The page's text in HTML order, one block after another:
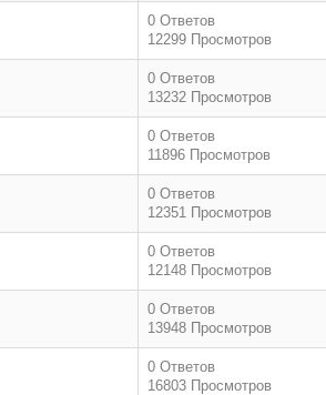
0 Ответов
12299 Просмотров
0 Ответов
13232 Просмотров
0 Ответов
11896 Просмотров
0 Ответов
12351 Просмотров
0 Ответов
12148 Просмотров
0 Ответов
13948 Просмотров
0 Ответов
16803 Просмотров